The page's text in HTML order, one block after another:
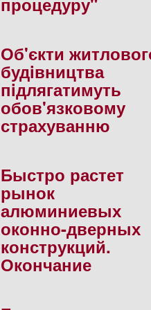
Об'єкти
будiвництва
пiдлягатимуть
обов'язковому
страхуванню
Быстро растет
рынок
алюминиевых
оконно-дверных
конструкций.
Окончание